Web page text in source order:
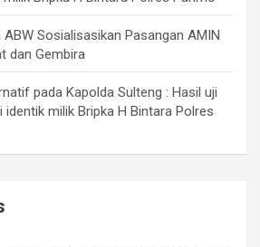
ABW Sosialisasikan Pasangan AMIN
dan Gembira
pada Kapolda Sulteng : Hasil uji
milik Bripka H Bintara Polres